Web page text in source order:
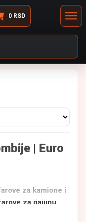
0 RSD
| Euro
za kamione i
za daljinu,
vožnju u svim